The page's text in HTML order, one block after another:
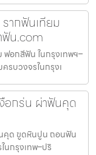
ากฟันเทียม
น.com
อกสีฟัน ในกรุงเทพฯ–
บวงจรในกรุงเ
อกร่น ผ่าฟันคุด
คุด ขูดหินปูน ถอนฟัน
กรุงเทพ–ปริ